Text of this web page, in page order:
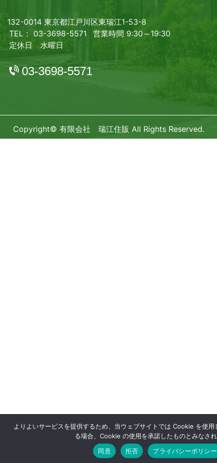
132-0014 東京都江戸川区東瑞江1-53-8
TEL： 03-3698-5571
営業時間 9:30～19:30
定休日 水曜日
03-3698-5571
Copyright© 有限会社 瑞江住販 All Rights Reserved.
よりよいサービスを提供するため、当ウェブサイトでは Cookie を使
る場合、Cookie の使用を承諾したものとみなさ
同意
拒否 プライバシーポリシー